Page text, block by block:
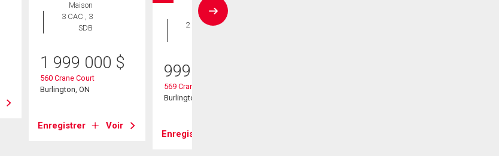
Maison
3 CAC , 3
SDB
1 999 000 $
560 Crane Court
Burlington, ON
Enregistrer Voir
Maison
2 CAC , 1
999 000
569 Crane Court
Burlington, ON
Enregistrer